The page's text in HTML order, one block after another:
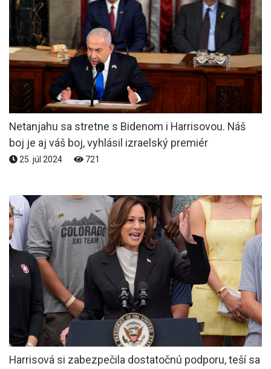
Netanjahu sa stretne s Bidenom i Harrisovou. Náš
boj je aj váš boj, vyhlásil izraelský premiér
25. júl 2024 721
Harrisová si zabezpečila dostatočnú podporu, teší sa